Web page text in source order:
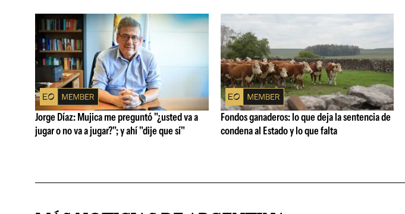
Jorge Díaz: Mujica me preguntó "¿usted va a
jugar o no va a jugar?"; y ahí "dije que sí"
Fondos ganaderos: lo que deja la sentencia de
condena al Estado y lo que falta